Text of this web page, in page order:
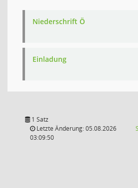
Niederschrift Ö
Einladung
1 Satz
Letzte Änderung: 05.08.2026
03:09:50